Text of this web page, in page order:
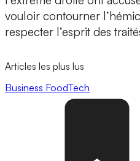
vouloir contourner
respecter l’esprit des
Articles les plus lus
Business FoodTech